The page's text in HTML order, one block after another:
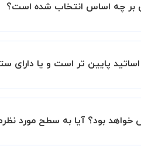
بر چه اساس انتخاب شده است؟
بر اساس ستاره آنها در
پایین تر است و یا دارای
در بخش نظرات ثبت شده
خواهد بود؟ آیا به سطح مورد